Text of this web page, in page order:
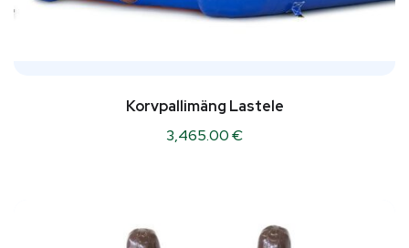
Korvpallimäng Lastele
3,465.00€